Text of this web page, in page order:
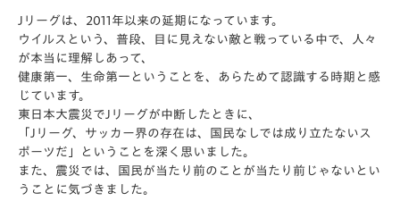
Jリーグは、2011年以来の延期になっています。
ウイルスという、普段、目に見えない敵と戦っている中で、人々
が本当に理解しあって、
健康第一、生命第一ということを、あらためて認識する時期と感
じています。
東日本大震災でJリーグが中断したときに、
「Jリーグ、サッカー界の存在は、国民なしでは成り立たないス
ポーツだ」ということを深く思いました。
また、震災では、国民が当たり前のことが当たり前じゃないとい
うことに気づきました。